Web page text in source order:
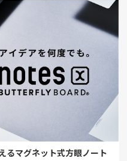
るマグネット式方眼ノート